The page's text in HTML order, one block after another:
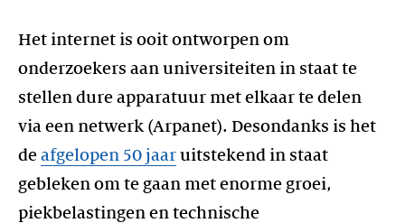
Het internet is ooit ontworpen om
onderzoekers aan universiteiten in staat te
stellen dure apparatuur met elkaar te delen
via een netwerk (Arpanet). Desondanks is het
de afgelopen 50 jaar uitstekend in staat
gebleken om te gaan met enorme groei,
piekbelastingen en technische